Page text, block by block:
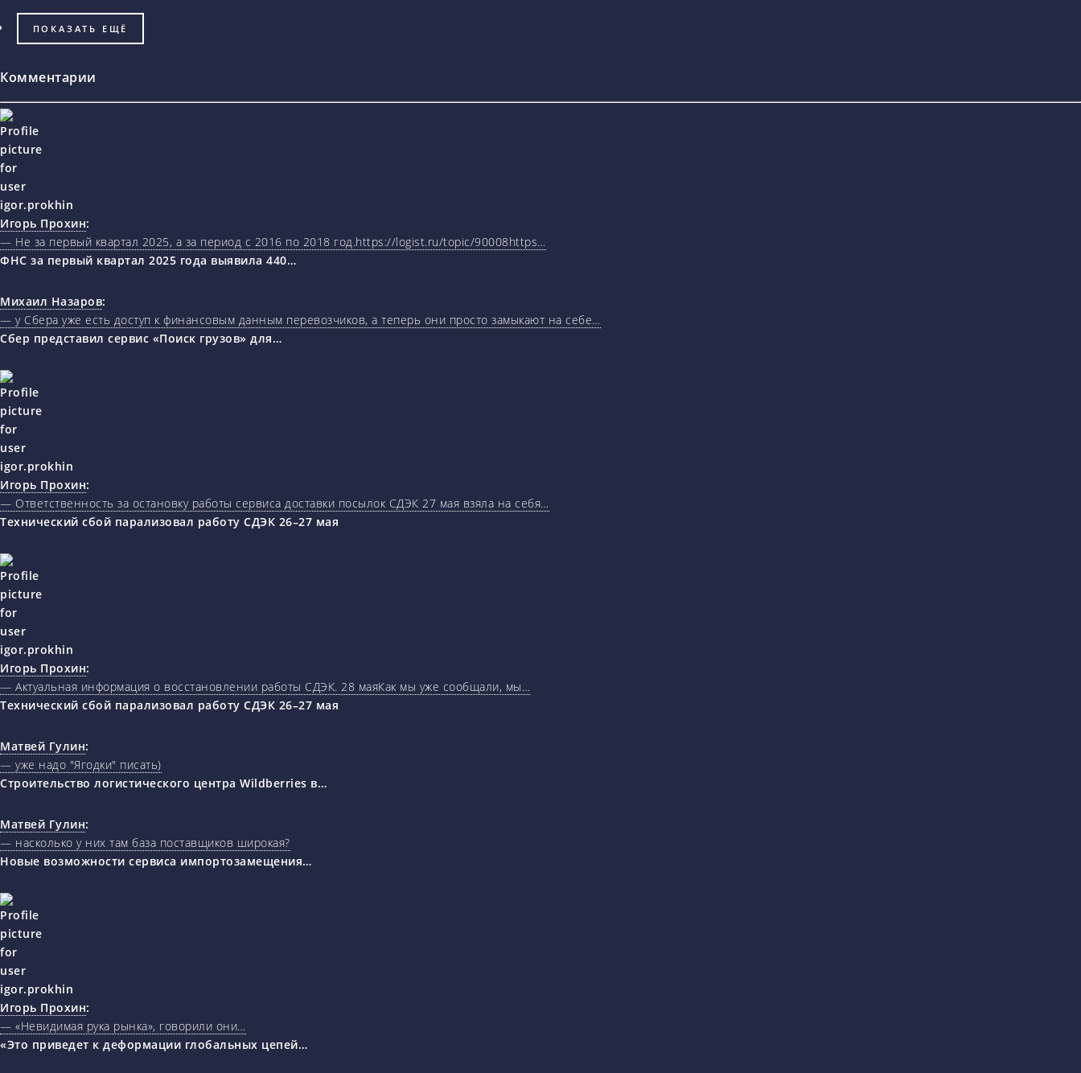
ПОКАЗАТЬ ЕЩЁ
Комментарии
Игорь Прохин:
— Не за первый квартал 2025, а за период с 2016 по 2018 год.https://logist.ru/topic/90008https…
ФНС за первый квартал 2025 года выявила 440…
Михаил Назаров:
— у Сбера уже есть доступ к финансовым данным перевозчиков, а теперь они просто замыкают на себе…
Сбер представил сервис «Поиск грузов» для…
Игорь Прохин:
— Ответственность за остановку работы сервиса доставки посылок СДЭК 27 мая взяла на себя…
Технический сбой парализовал работу СДЭК 26–27 мая
Игорь Прохин:
— Актуальная информация о восстановлении работы СДЭК. 28 маяКак мы уже сообщали, мы…
Технический сбой парализовал работу СДЭК 26–27 мая
Матвей Гулин:
— уже надо "Ягодки" писать)
Строительство логистического центра Wildberries в…
Матвей Гулин:
— насколько у них там база поставщиков широкая?
Новые возможности сервиса импортозамещения…
Игорь Прохин:
— «Невидимая рука рынка», говорили они…
«Это приведет к деформации глобальных цепей…